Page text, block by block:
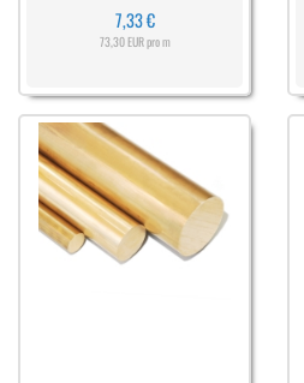
7,33 €
73,30 EUR pro m